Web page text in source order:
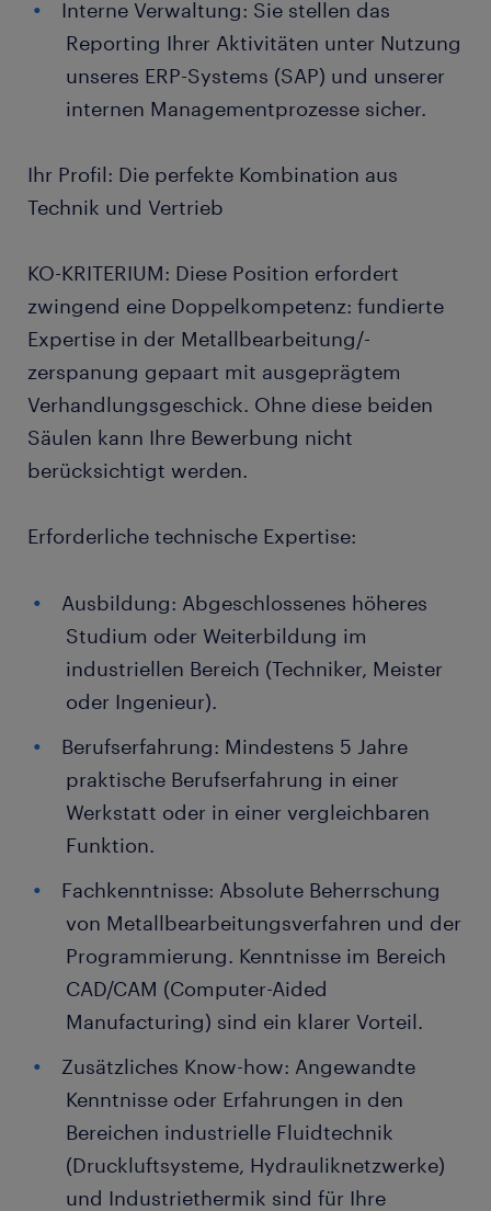
Interne Verwaltung: Sie stellen das
Reporting Ihrer Aktivitäten unter Nutzung
unseres ERP-Systems (SAP) und unserer
internen Managementprozesse sicher.
Ihr Profil: Die perfekte Kombination aus
Technik und Vertrieb
KO-KRITERIUM: Diese Position erfordert
zwingend eine Doppelkompetenz: fundierte
Expertise in der Metallbearbeitung/-
zerspanung gepaart mit ausgeprägtem
Verhandlungsgeschick. Ohne diese beiden
Säulen kann Ihre Bewerbung nicht
berücksichtigt werden.
Erforderliche technische Expertise:
Ausbildung: Abgeschlossenes höheres
Studium oder Weiterbildung im
industriellen Bereich (Techniker, Meister
oder Ingenieur).
Berufserfahrung: Mindestens 5 Jahre
praktische Berufserfahrung in einer
Werkstatt oder in einer vergleichbaren
Funktion.
Fachkenntnisse: Absolute Beherrschung
von Metallbearbeitungsverfahren und der
Programmierung. Kenntnisse im Bereich
CAD/CAM (Computer-Aided
Manufacturing) sind ein klarer Vorteil.
Zusätzliches Know-how: Angewandte
Kenntnisse oder Erfahrungen in den
Bereichen industrielle Fluidtechnik
(Druckluftsysteme, Hydrauliknetzwerke)
und Industriethermik sind für Ihre